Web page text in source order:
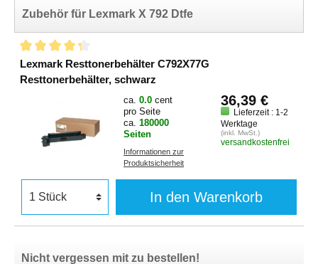
Zubehör für Lexmark X 792 Dtfe
Lexmark Resttonerbehälter C792X77G
Resttonerbehälter, schwarz
ca. 0.0 cent
pro Seite
ca. 180000
Seiten
Informationen zur
Produktsicherheit
36,39 €
Lieferzeit : 1-2
Werktage
(inkl. MwSt.)
versandkostenfrei
In den Warenkorb
Nicht vergessen mit zu bestellen!